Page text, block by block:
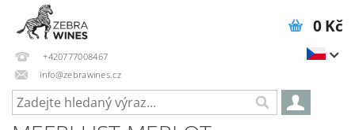
+420777008467
info@zebrawines.cz
0 Kč